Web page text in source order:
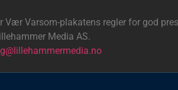
Vær Varsom-plakatens regler for god
Media AS.